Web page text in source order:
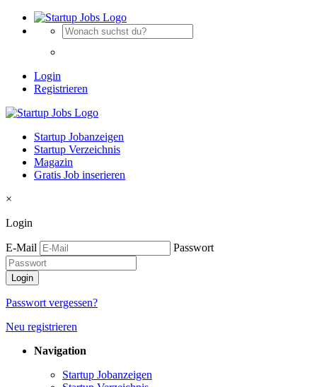
Login
Registrieren
Startup Jobanzeigen
Startup Verzeichnis
Magazin
Gratis Job inserieren
×
Login
E-Mail Passwort
Passwort vergessen?
Neu registrieren
Navigation
Startup Jobanzeigen